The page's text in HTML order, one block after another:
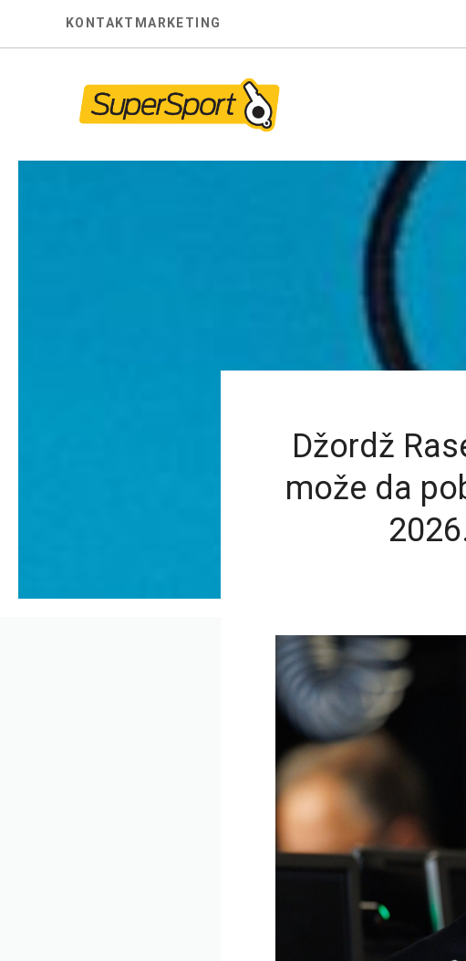
KONTAKT MARKETING
Džordž
može da